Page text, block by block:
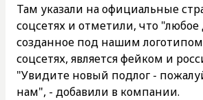
Там указали на официальные
соцсетях и отметили, что "любое
созданное под нашим
соцсетях, является фейком и
"Увидите новый подлог -
нам", - добавили в компании.